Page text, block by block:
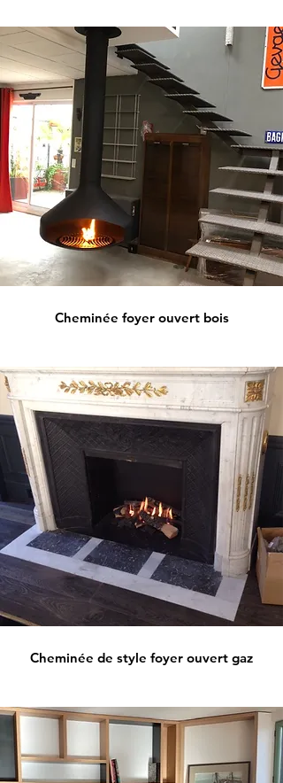
Cheminée foyer ouvert bois
Cheminée de style foyer ouvert gaz